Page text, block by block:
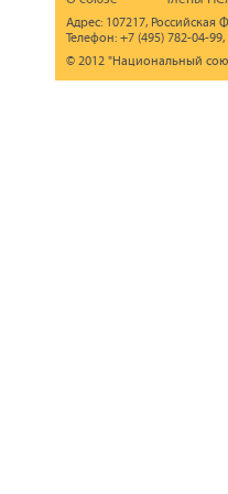
Адрес: 107217, Российская
Телефон: +7 (495) 782-04-
© 2012 "Национальный